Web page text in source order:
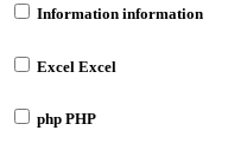
Information information
Excel Excel
php PHP